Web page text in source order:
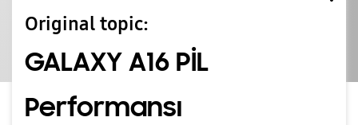
Original topic:
GALAXY A16 PİL
Performansı